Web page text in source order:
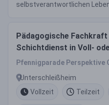
selbstverantwortlichen
Pädagogische Fachkraft
Schichtdienst in Voll-
Pfennigparade Perspektive
Unterschleißheim
Vollzeit
Teilzeit